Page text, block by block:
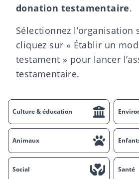
donation testamentaire.
Sélectionnez l’organisation
cliquez sur « Établir un
testament » pour lancer
testamentaire.
Culture & éducation
Animaux
Social Santé